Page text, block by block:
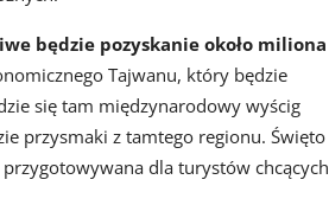
będzie pozyskanie około miliona
Tajwanu, który będzie
się tam międzynarodowy wyścig
przysmaki z tamtego regionu. Święto
dla turystów chcących